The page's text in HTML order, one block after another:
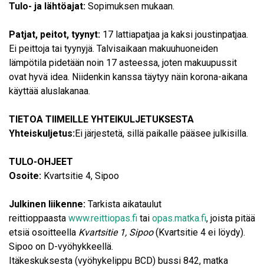
Tulo- ja lähtöajat: Sopimuksen mukaan.
Patjat, peitot, tyynyt: 17 lattiapatjaa ja kaksi joustinpatjaa.
Ei peittoja tai tyynyjä. Talvisaikaan makuuhuoneiden
lämpötila pidetään noin 17 asteessa, joten makuupussit
ovat hyvä idea. Niidenkin kanssa täytyy näin korona-aikana
käyttää aluslakanaa.
TIETOA TIIMEILLE YHTEIKULJETUKSESTA
Yhteiskuljetus:Ei järjestetä, sillä paikalle pääsee julkisilla.
TULO-OHJEET
Osoite: Kvartsitie 4, Sipoo
Julkinen liikenne: Tarkista aikataulut
reittioppaasta www.reittiopas.fi tai opas.matka.fi, joista pitää
etsiä osoitteella Kvartsitie 1, Sipoo(Kvartsitie 4 ei löydy).
Sipoo on D-vyöhykkeellä.
Itäkeskuksesta (vyöhykelippu BCD) bussi 842, matka